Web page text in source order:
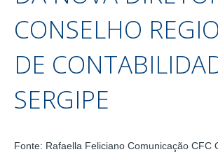
CONSELHO
DE
SERGIPE
Fonte: Rafaella Feliciano Comunicação CFC